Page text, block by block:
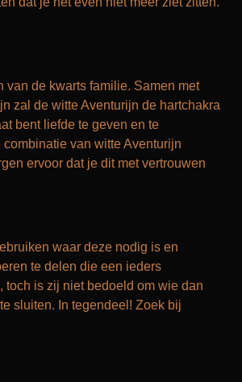
van de kwarts familie. Samen met
zal de witte Aventurijn de hartchakra
bent liefde te geven en te
van witte Aventurijn
ervoor dat je dit met vertrouwen
waar deze nodig is en
te delen die een ieders
is zij niet bedoeld om wie dan
sluiten. In tegendeel! Zoek bij